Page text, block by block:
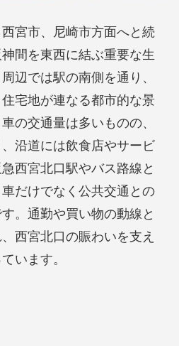
宮市、尼崎市方面へと続
間を東西に結ぶ重要な生
辺では駅の南側を通り、
宅地が連なる都市的な景
の交通量は多いものの、
沿道には飲食店やサービ
西宮北口駅やバス路線と
だけでなく公共交通との
。通勤や買い物の動線と
西宮北口の賑わいを支え
います。